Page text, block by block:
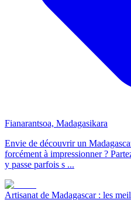
Fianarantsoa, Madagasikara
Envie de découvrir un
forcément à impressionner ?
y passe parfois s ...
Artisanat de Madagascar : les